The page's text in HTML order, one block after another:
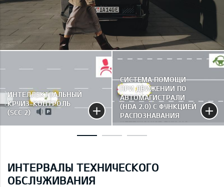
ИНТЕЛЛЕКТУАЛЬНЫЙ
КРУИЗ-КОНТРОЛЬ
(SCC 2)
СИСТЕМА ПОМОЩИ
ПРИ ДВИЖЕНИИ ПО
АВТОМАГИСТРАЛИ
(HDA 2.0) С ФУНКЦИЕЙ
РАСПОЗНАВАНИЯ
УДЕРЖАНИЯ РУК НА
РУЛЕ
ИНТЕРВАЛЫ ТЕХНИЧЕСКОГО
ОБСЛУЖИВАНИЯ